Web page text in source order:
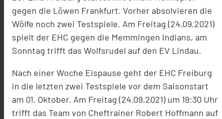
gegen die Löwen Frankfurt. Vorher absolvieren die
Wölfe noch zwei Testspiele. Am Freitag (24.09.2021)
spielt der EHC gegen die Memmingen Indians, am
Sonntag trifft das Wolfsrudel auf den EV Lindau.
Nach einer Woche Eispause geht der EHC Freiburg
in die letzten zwei Testspiele vor dem Saisonstart
am 01. Oktober. Am Freitag (24.09.2021) um 19:30 Uhr
trifft das Team von Cheftrainer Robert Hoffmann auf